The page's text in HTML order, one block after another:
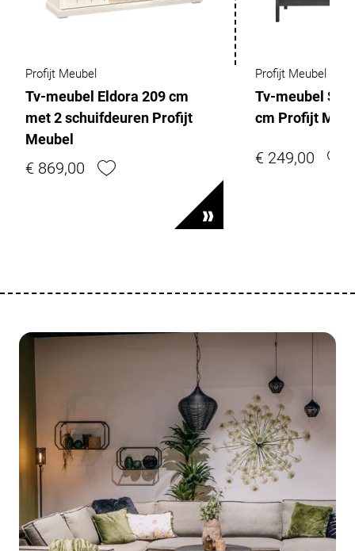
Profijt Meubel
Tv-meubel Eldora 209 cm
met 2 schuifdeuren Profijt
Meubel
€ 869,00
Profijt Meubel
Tv-meubel
cm Profijt
€ 249,00